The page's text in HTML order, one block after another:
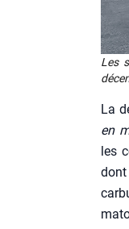
Les
La
en
les